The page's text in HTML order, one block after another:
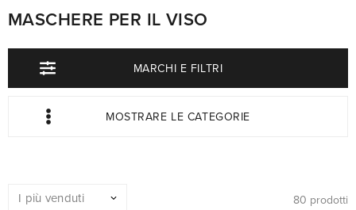
MASCHERE PER IL VISO
MARCHI E FILTRI
MOSTRARE LE CATEGORIE
80 prodotti